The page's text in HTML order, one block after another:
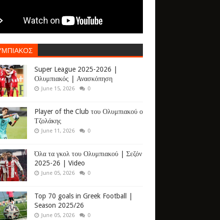
Super League 2025-2026 |
Ολυμπιακός | Ανασκόπηση
June 15, 2026 0
Player of the Club του Ολυμπιακού ο
Τζολάκης
June 11, 2026 0
Όλα τα γκολ του Ολυμπιακού | Σεζόν
2025-26 | Video
June 05, 2026 0
Top 70 goals in Greek Football |
Season 2025/26
June 05, 2026 0